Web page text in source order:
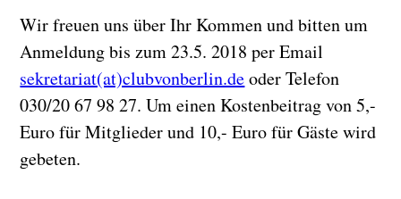
Wir freuen uns über Ihr Kommen und bitten um
Anmeldung bis zum 23.5. 2018 per Email
sekretariat(at)clubvonberlin.deoder Telefon
030/20 67 98 27. Um einen Kostenbeitrag von 5,-
Euro für Mitglieder und 10,- Euro für Gäste wird
gebeten.